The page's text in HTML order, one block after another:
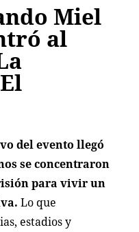
Miel
al
del evento llegó
se concentraron
para vivir un
Lo que
estadios y